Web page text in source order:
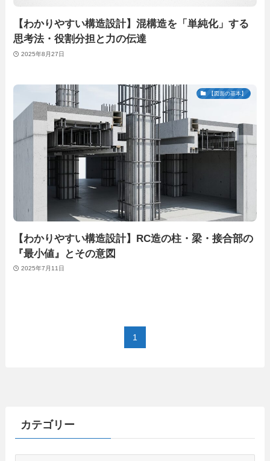
【わかりやすい構造設計】混構造を「単純化」する
思考法・役割分担と力の伝達
2025年8月27日
【図面の基本】
【わかりやすい構造設計】RC造の柱・梁・接合部の
『最小値』とその意図
2025年7月11日
1
カテゴリー